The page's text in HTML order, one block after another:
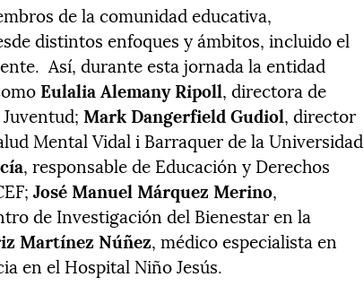
de la comunidad educativa,
distintos enfoques y ámbitos, incluido el
Así, durante esta jornada la entidad
Eulalia Alemany Ripoll, directora de
Mark Dangerfield Gudiol, director
Mental Vidal i Barraquer de la Universidad
, responsable de Educación y Derechos
José Manuel Márquez Merino,
de Investigación del Bienestar en la
Martínez Núñez, médico especialista en
en el Hospital Niño Jesús.